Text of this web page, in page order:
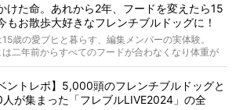
？」
は、霊感がない人でも愛犬が成仏したことを知る方
。
芸人だからこそ暗くなりすぎない、むしろ心がスッ
なる。
存版のスペシャル対談です！
しての名は「靖賢（せいけん）」。
歳という年齢にして、なぜ動物専門僧侶という道を
か。
愛犬の旅立ちとどのように向き合うべきなのか。
けた命。あれから2年、フードを変えたら15
もお散歩大好きなフレンチブルドッグに！
歳の愛ブヒと暮らす、編集メンバーの実体験。
は二年前からすべてのフードが合わなくなり体重が
検査をしても異常はなく「年齢のせいですね…」と言
めるしかないのかな…そんなとき、我が家に届いたの
fu-do(ザ・フード)」の試食品でした。
ントレポ】5,000頭のフレンチブルドッグと
が集まった「フレブルLIVE2024」の全